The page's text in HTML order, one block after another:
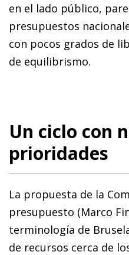
en el lado público,
presupuestos
con pocos grados de
de equilibrismo.
Un ciclo con
prioridades
La propuesta de la
presupuesto (Marco
terminología de
de recursos cerca de